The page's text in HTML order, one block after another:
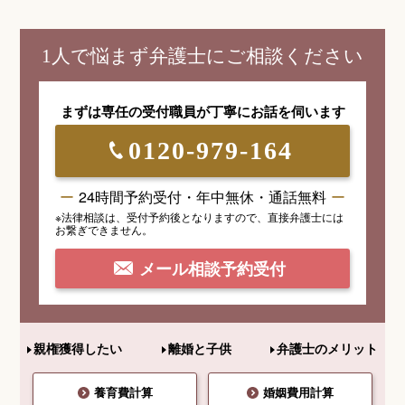
1人で悩まず弁護士にご相談ください
まずは専任の受付職員が丁寧にお話を伺います
0120-979-164
24時間予約受付・年中無休・通話無料
※法律相談は、受付予約後となりますので、 直接弁護士には
お繋ぎできません。
メール相談予約受付
親権獲得したい 離婚と子供 弁護士のメリット
養育費計算 婚姻費用計算